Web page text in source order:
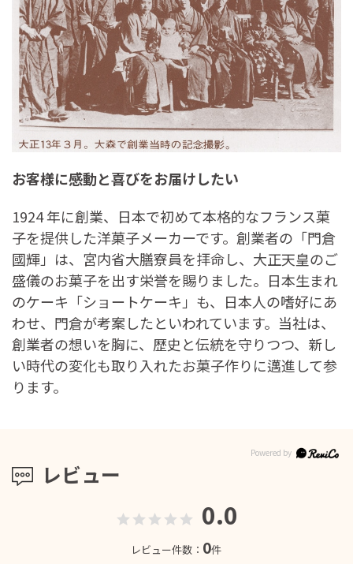
お客様に感動と喜びをお届けしたい
1924 年に創業、日本で初めて本格的なフランス菓
子を提供した洋菓子メーカーです。創業者の「門倉
國輝」は、宮内省大膳寮員を拝命し、大正天皇のご
盛儀のお菓子を出す栄誉を賜りました。日本生まれ
のケーキ「ショートケーキ」も、日本人の嗜好にあ
わせ、門倉が考案したといわれています。当社は、
創業者の想いを胸に、歴史と伝統を守りつつ、新し
い時代の変化も取り入れたお菓子作りに邁進して参
ります。
レビュー
0.0
レビュー件数： 0件